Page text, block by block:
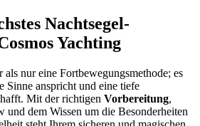
Nachtsegel-
Yachting
nur eine Fortbewegungsmethode; es
Sinne anspricht und eine tiefe
Mit der richtigen Vorbereitung,
und dem Wissen um die Besonderheiten